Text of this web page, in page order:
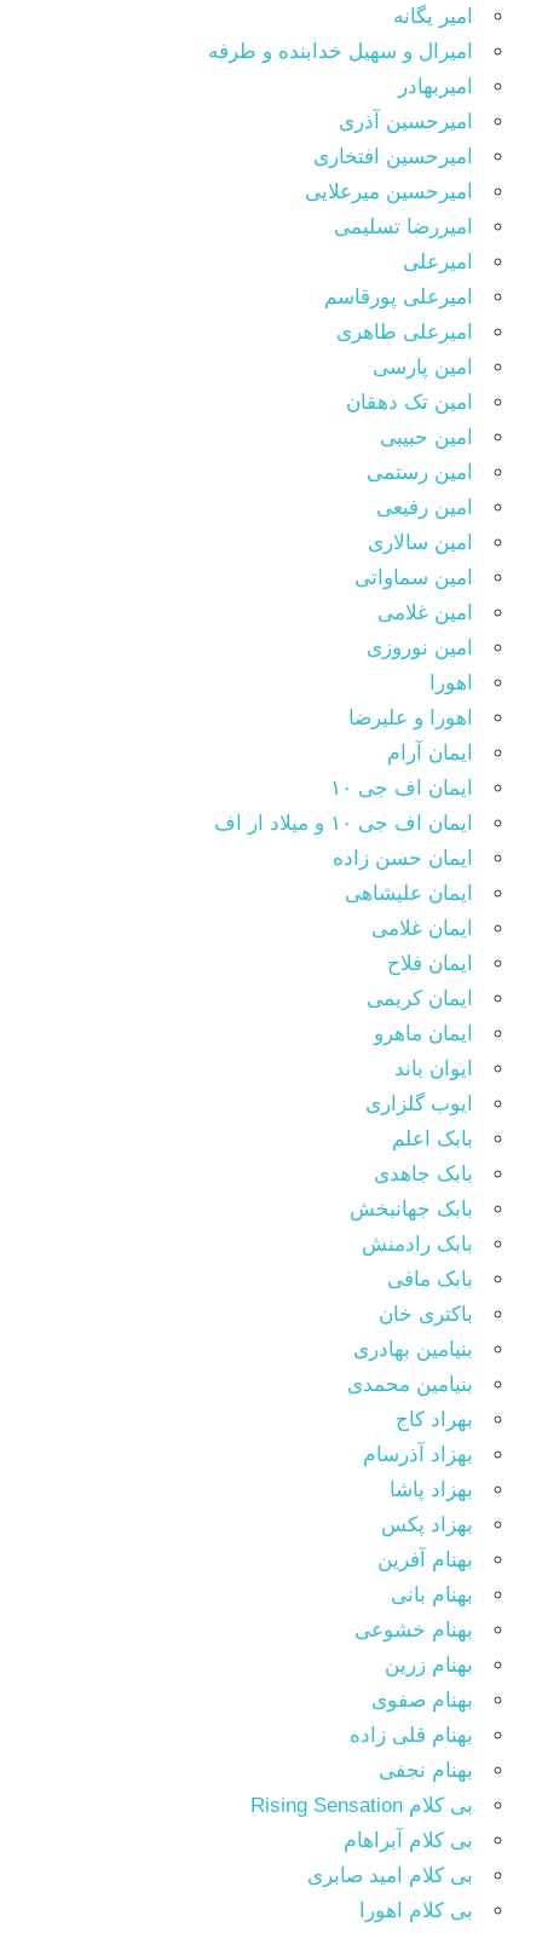
امیر یگانه
امیرال و سهیل خدابنده و طرفه
امیربهادر
امیرحسین آذری
امیرحسین افتخاری
امیرحسین میرعلایی
امیررضا تسلیمی
امیرعلی
امیرعلی پورقاسم
امیرعلی طاهری
امین پارسی
امین تک دهقان
امین حبیبی
امین رستمی
امین رفیعی
امین سالاری
امین سماواتی
امین غلامی
امین نوروزی
اهورا
اهورا و علیرضا
ایمان آرام
ایمان اف جی ۱۰
ایمان اف جی ۱۰ و میلاد ار اف
ایمان حسن زاده
ایمان علیشاهی
ایمان غلامی
ایمان فلاح
ایمان کریمی
ایمان ماهرو
ایوان باند
ایوب گلزاری
بابک اعلم
بابک جاهدی
بابک جهانبخش
بابک رادمنش
بابک مافی
باکتری خان
بنیامین بهادری
بنیامین محمدی
بهراد کاج
بهزاد آذرسام
بهزاد پاشا
بهزاد پکس
بهنام آفرین
بهنام بانی
بهنام خشوعی
بهنام زرین
بهنام صفوی
بهنام قلی زاده
بهنام نجفی
بی کلام Rising Sensation
بی کلام آبراهام
بی کلام امید صابری
بی کلام اهورا